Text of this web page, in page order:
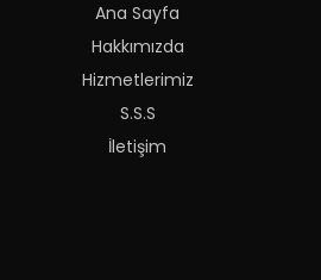
Ana Sayfa
Hakkımızda
Hizmetlerimiz
S.S.S
İletişim